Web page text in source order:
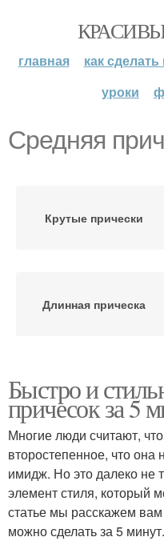
главная как
уроки
Средняя
Крутые прически
Длинная прическа
Быстро и
причесок за 5
Многие люди считают,
второстепенное, что
имидж. Но это далеко не
элемент стиля, который
статье мы расскажем
можно сделать за 5 минут.